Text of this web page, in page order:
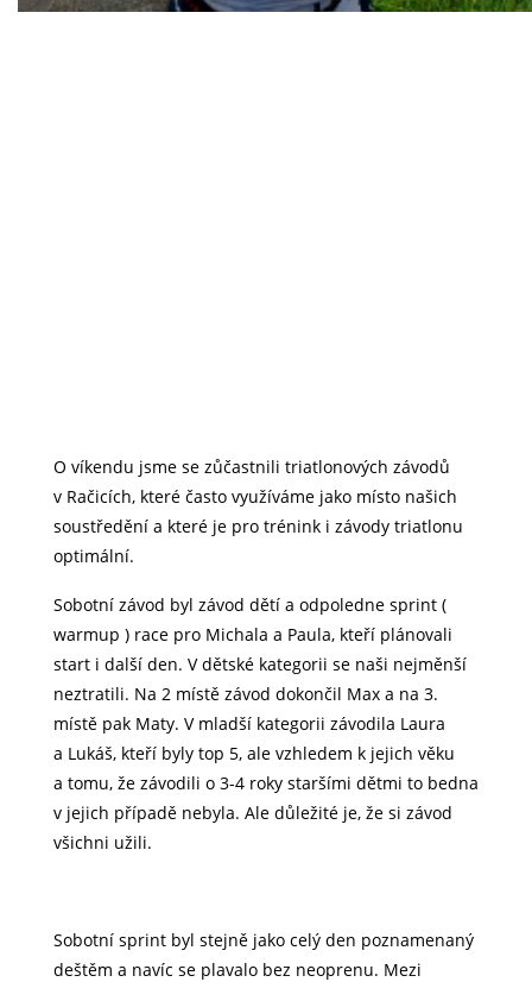
O víkendu jsme se zůčastnili triatlonových závodů
v Račicích, které často využíváme jako místo našich
soustředění a které je pro trénink i závody triatlonu
optimální.
Sobotní závod byl závod dětí a odpoledne sprint (
warmup ) race pro Michala a Paula, kteří plánovali
start i další den. V dětské kategorii se naši nejměnší
neztratili. Na 2 místě závod dokončil Max a na 3.
místě pak Maty. V mladší kategorii závodila Laura
a Lukáš, kteří byly top 5, ale vzhledem k jejich věku
a tomu, že závodili o 3-4 roky staršími dětmi to bedna
v jejich případě nebyla. Ale důležité je, že si závod
všichni užili.
Sobotní sprint byl stejně jako celý den poznamenaný
deštěm a navíc se plavalo bez neoprenu. Mezi